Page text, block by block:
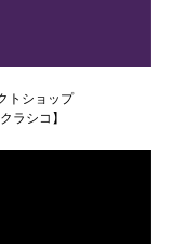
トショップ
ラシコ】